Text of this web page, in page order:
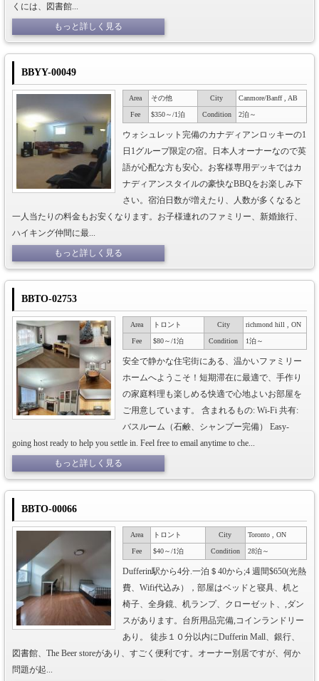
くには、図書館...
もっと詳しく見る
BBYY-00049
Area その他 City Canmore/Banff , AB
Fee $350～/1泊 Condition 2泊～
ウォシュレット完備のカナディアンロッキーの1
日1グループ限定の宿。日本人オーナーなので英
語が心配な方も安心。お客様専用デッキではカ
ナディアンスタイルの豪快なBBQをお楽しみ下
さい。宿泊日数が増えたり、人数が多くなると
一人当たりの料金もお安くなります。お子様連れのファミリー、新婚旅行、
ハイキング仲間に最...
もっと詳しく見る
BBTO-02753
Area トロント City richmond hill , ON
Fee $80～/1泊 Condition 1泊～
安全で静かな住宅街にある、温かいファミリー
ホームへようこそ！短期滞在に最適で、手作り
の家庭料理も楽しめる快適で心地よいお部屋を
ご用意しています。 含まれるもの: Wi-Fi 共有:
バスルーム（石鹸、シャンプー完備） Easy-
going host ready to help you settle in. Feel free to email anytime to che...
もっと詳しく見る
BBTO-00066
Area トロント City Toronto , ON
Fee $40～/1泊 Condition 28泊～
Dufferin駅から4分.一泊＄40から;4 週間$650(光熱
費、Wifi代込み），部屋はベッドと寝具、机と
椅子、全身鏡、机ランプ、クローゼット、,ダン
スがあります。台所用品完備,コインランドリー
あり。 徒歩１０分以内にDufferin Mall、銀行、
図書館、The Beer storeがあり、すごく便利です。オーナー別居ですが、何か
問題が起...